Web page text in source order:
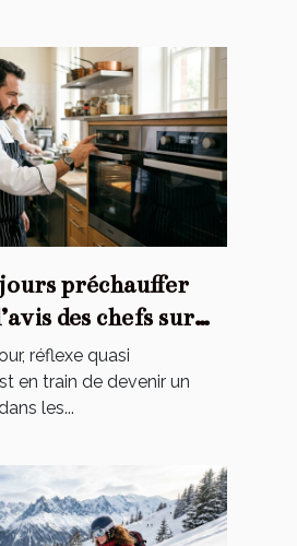
préchauffer
des chefs sur
contestée
réflexe quasi
en train de devenir un
les...